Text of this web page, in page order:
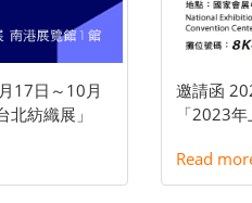
17日～10月
紡織展」
邀請函
「2023年
Read